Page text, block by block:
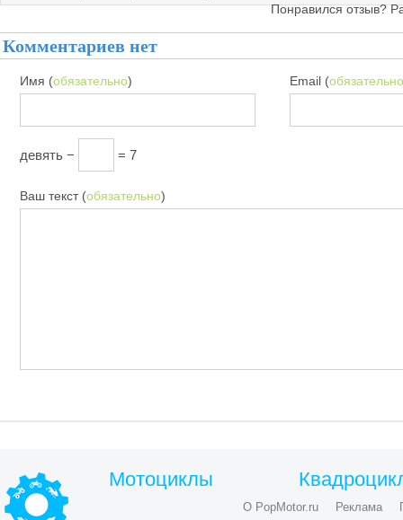
Понравился отзыв?
Комментариев нет
Имя (обязательно) Email (обязательно
девять − = 7
Ваш текст (обязательно)
Мотоциклы
О PopMotor.ru Реклама